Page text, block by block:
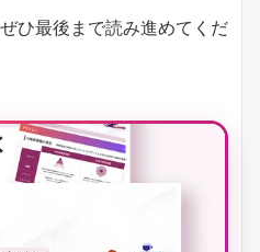
ひ最後まで読み進めてくだ